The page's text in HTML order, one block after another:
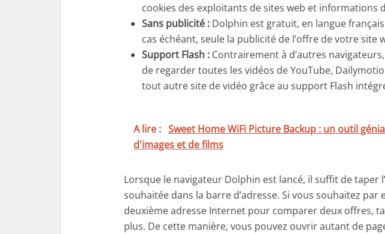
cookies des exploitants de sites web et informations
Sans publicité : Dolphin est gratuit, en langue
cas échéant, seule la publicité de l’offre de votre site
Support Flash : Contrairement à d’autres
de regarder toutes les vidéos de YouTube,
tout autre site de vidéo grâce au support Flash
A lire : Sweet Home WiFi Picture Backup : un outil
d'images et de films
Lorsque le navigateur Dolphin est lancé, il suffit de taper
souhaitée dans la barre d’adresse. Si vous souhaitez par
deuxième adresse Internet pour comparer deux offres,
plus. De cette manière, vous pouvez ouvrir autant de